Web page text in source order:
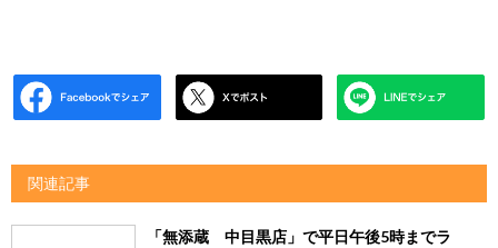
関連記事
「無添蔵 中目黒店」で平日午後5時までラ